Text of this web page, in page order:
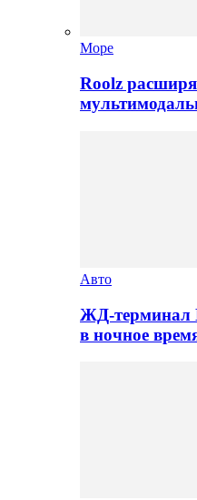
Море
Roolz
Авто
ЖД-терминал
в ночное